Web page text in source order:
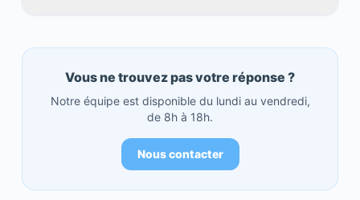
Vous ne trouvez pas votre réponse ?
Notre équipe est disponible du lundi au vendredi,
de 8h à 18h.
Nous contacter